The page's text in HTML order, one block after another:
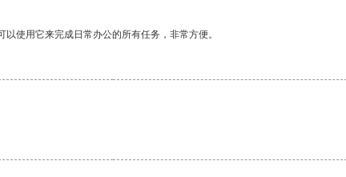
使用它来完成日常办公的所有任务，非常方便。